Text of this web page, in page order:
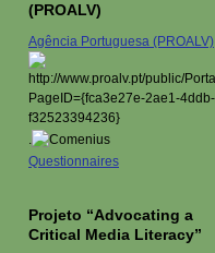
(PROALV)
Agência Portuguesa (PROALV)
.
Questionnaires
Projeto “Advocating a
Critical Media Literacy”